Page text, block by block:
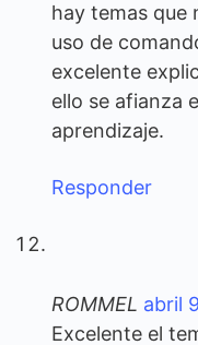
hay temas que
uso de
excelente
ello se afianza
aprendizaje.
Responder
ROMMEL abril
Excelente el